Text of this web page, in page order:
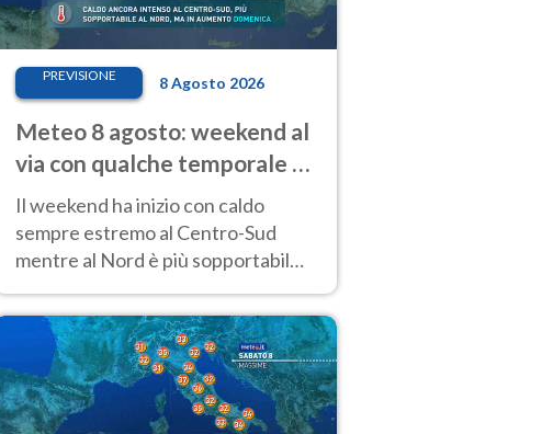
PREVISIONE 8 Agosto 2026
Meteo 8 agosto: weekend al
via con qualche temporale e
caldo estremo al Centro-Sud
Il weekend ha inizio con caldo
sempre estremo al Centro-Sud
mentre al Nord è più sopportabile
calore sui rilievi.